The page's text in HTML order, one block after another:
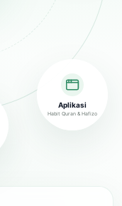
Aplikasi
Habit Quran & Hafizo